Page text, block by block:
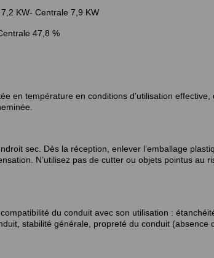
KW- Centrale 7,9 KW
47,8 %
en température en conditions d’utilisation
sec. Dès la réception, enlever l’emballage
N’utilisez pas de cutter ou objets pointus au
du conduit avec son utilisation :
stabilité générale, propreté du conduit (absence